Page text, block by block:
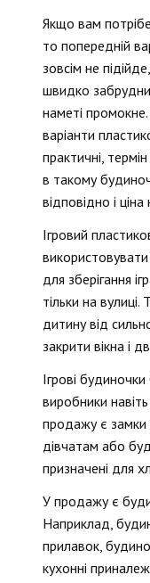
Якщо вам
то попередній
зовсім не
швидко
наметі
варіанти
практичні,
в такому
відповідно і
Ігровий
використовувати
для зберігання
тільки на
дитину від
закрити вікна і
Ігрові
виробники
продажу є замки
дівчатам або
призначені для
У продажу є
Наприклад,
прилавок,
кухонні